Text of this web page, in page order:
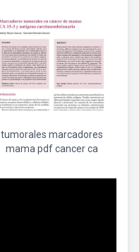
tumorales marcadores
mama pdf cancer ca